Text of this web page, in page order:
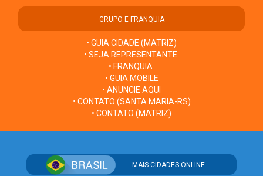
GRUPO E FRANQUIA
• GUIA CIDADE (MATRIZ)
• SEJA REPRESENTANTE
• FRANQUIA
• GUIA MOBILE
• ANUNCIE AQUI
• CONTATO (SANTA MARIA-RS)
• CONTATO (MATRIZ)
MAIS CIDADES ONLINE